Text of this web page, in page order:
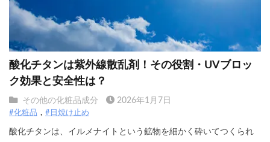
酸化チタンは紫外線散乱剤！その役割・UVブロッ
ク効果と安全性は？
その他の化粧品成分 2026年1月7日
#化粧品 #日焼け止め
酸化チタンは、イルメナイトという鉱物を細かく砕いてつくられ